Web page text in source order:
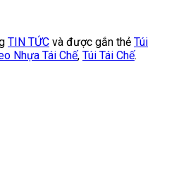
TIN TỨC và được gắn thẻ Túi
Nhựa Tái Chế, Túi Tái Chế.